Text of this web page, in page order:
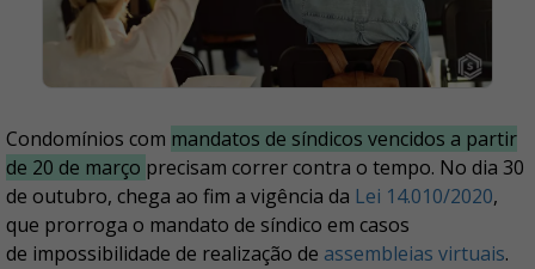
Condomínios com mandatos de síndicos vencidos a partir
de 20 de março precisam correr contra o tempo. No dia 30
de outubro, chega ao fim a vigência da Lei 14.010/2020,
que prorroga o mandato de síndico em casos
de impossibilidade de realização de assembleias virtuais.